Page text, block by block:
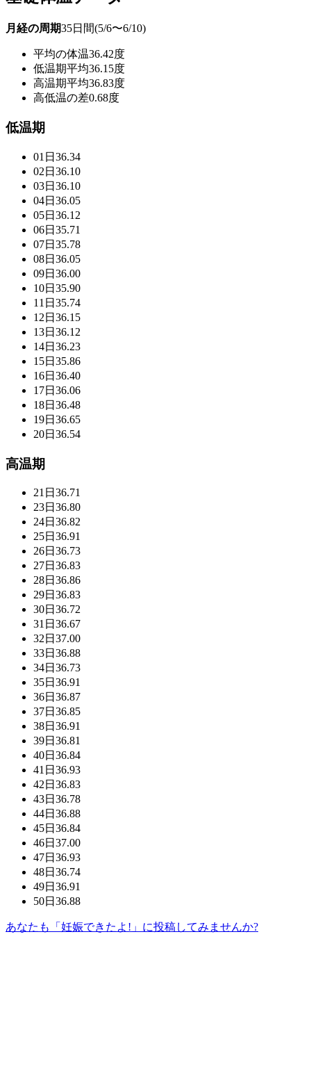
月経の周期35日間(5/6〜6/10)
平均の体温36.42度
低温期平均36.15度
高温期平均36.83度
高低温の差0.68度
低温期
01日 36.34
02日 36.10
03日 36.10
04日 36.05
05日 36.12
06日 35.71
07日 35.78
08日 36.05
09日 36.00
10日 35.90
11日 35.74
12日 36.15
13日 36.12
14日 36.23
15日 35.86
16日 36.40
17日 36.06
18日 36.48
19日 36.65
20日 36.54
高温期
21日 36.71
23日 36.80
24日 36.82
25日 36.91
26日 36.73
27日 36.83
28日 36.86
29日 36.83
30日 36.72
31日 36.67
32日 37.00
33日 36.88
34日 36.73
35日 36.91
36日 36.87
37日 36.85
38日 36.91
39日 36.81
40日 36.84
41日 36.93
42日 36.83
43日 36.78
44日 36.88
45日 36.84
46日 37.00
47日 36.93
48日 36.74
49日 36.91
50日 36.88
あなたも「妊娠できたよ!」に投稿してみませんか?